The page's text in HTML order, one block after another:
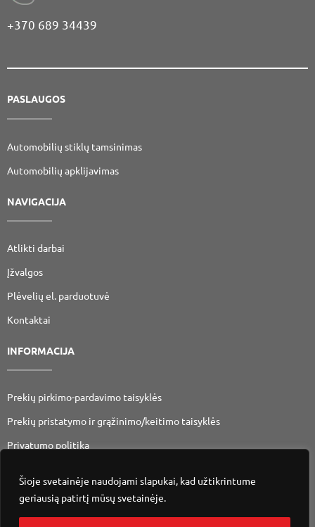
Šioje svetainėje naudojami slapukai, kad užtikrintume
geriausią patirtį mūsų svetainėje.
+370 689 34439
PASLAUGOS
Automobilių stiklų tamsinimas
Automobilių apklijavimas
NAVIGACIJA
Atlikti darbai
Įžvalgos
Plėvelių el. parduotuvė
Kontaktai
INFORMACIJA
Prekių pirkimo-pardavimo taisyklės
Prekių pristatymo ir grąžinimo/keitimo taisyklės
Privatumo politika